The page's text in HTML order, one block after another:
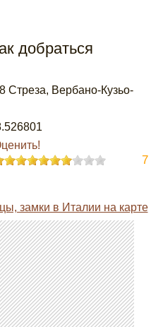
добраться
Стреза, Вербано-Кузьо-
7
замки в Италии на карте